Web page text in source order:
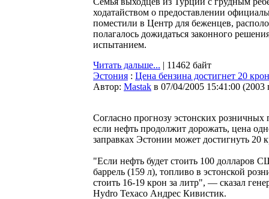
ходатайством о предоставлении
поместили в Центр для беженцев,
полагалось дожидаться законного
испытанием.
Читать дальше... | 11462 байт
Эстония : Цена бензина достигнет 20 крон
Автор: Мastak в 07/04/2005 15:41:00 (2003
Согласно прогнозу эстонских розничных
если нефть продолжит дорожать, цена
заправках Эстонии может достигнуть 20
"Если нефть будет стоить 100 долларов
баррель (159 л), топливо в эстонской
стоить 16-19 крон за литр", — сказал
Hydro Texaco Андрес Кивистик.